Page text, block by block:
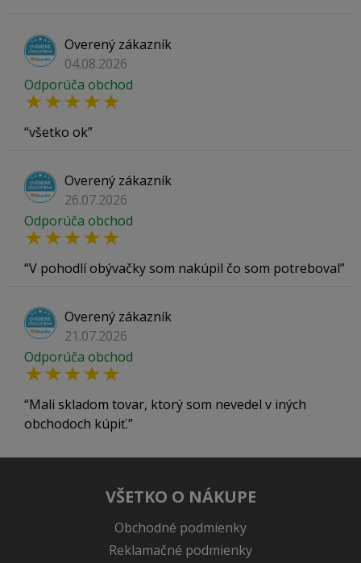
Overený zákazník
04.08.2026
Odporúča obchod
všetko ok
Overený zákazník
26.07.2026
Odporúča obchod
V pohodlí obývačky som nakúpil čo som potreboval
Overený zákazník
21.07.2026
Odporúča obchod
Mali skladom tovar, ktorý som nevedel v iných
obchodoch kúpiť.
VŠETKO O NÁKUPE
Obchodné podmienky
Reklamačné podmienky